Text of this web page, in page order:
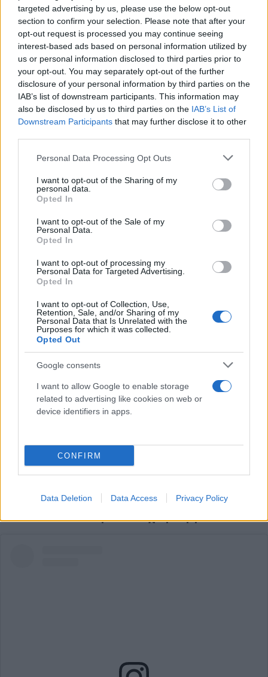
targeted advertising by us, please use the below opt-out
section to confirm your selection. Please note that after your
opt-out request is processed you may continue seeing
interest-based ads based on personal information utilized by
us or personal information disclosed to third parties prior to
your opt-out. You may separately opt-out of the further
disclosure of your personal information by third parties on the
IAB’s list of downstream participants. This information may
also be disclosed by us to third parties on the IAB’s List of
Downstream Participants that may further disclose it to other
Please note that this website/app uses one or more Google
not limited to your visit or usage behaviour. You may click to
grant or deny consent to Google and its third-party tags to
use your data for below specified purposes in below Google
consent section.
Personal Data Processing Opt Outs
I want to opt-out of the Sharing of my
personal data.
Opted In
I want to opt-out of the Sale of my
Personal Data.
Opted In
I want to opt-out of processing my
Personal Data for Targeted Advertising.
Opted In
I want to opt-out of Collection, Use,
Retention, Sale, and/or Sharing of my
Personal Data that Is Unrelated with the
Purposes for which it was collected.
Opted Out
Google consents
I want to allow Google to enable storage
related to advertising like cookies on web or
device identifiers in apps.
CONFIRM
Data Deletion Data Access Privacy Policy
RMC Sport.«Δεν ντρέπομαι καθόλου γι’ αυτό»,
πρόσθεσε.
Η αλλαγή της αυτή ομολογουμένως είναι έντονη,
όπως βλέπουμε και στο προφίλ της στο instagram
μέσα απο τις αναρτήσεις της.
Η Όσεαν Ντοντάν μετά το χειρουργείο...